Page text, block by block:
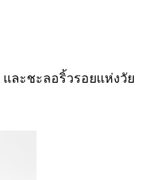
ละชะลอริ้วรอยแห่งวัย